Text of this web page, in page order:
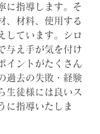
に指導します。そ
、材料、使用する
しています。シロ
与え手が気を付け
イントがたくさん
過去の失敗・経験
生徒様には良いス
に指導いたしま